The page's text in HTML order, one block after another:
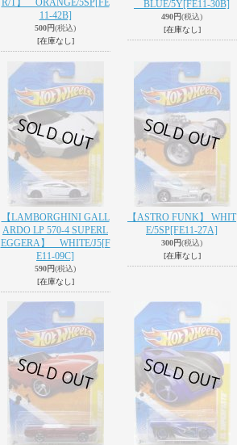
R/T】 ORANGE/5SP[FE
11-42B]
500円(税込)
[在庫なし]
BLUE/5Y[FE11-30B]
490円(税込)
[在庫なし]
【LAMBORGHINI GALL
ARDO LP 570-4 SUPERL
EGGERA】 WHITE/J5[F
E11-09C]
590円(税込)
[在庫なし]
【ASTRO FUNK】 WHIT
E/5SP[FE11-27A]
300円(税込)
[在庫なし]